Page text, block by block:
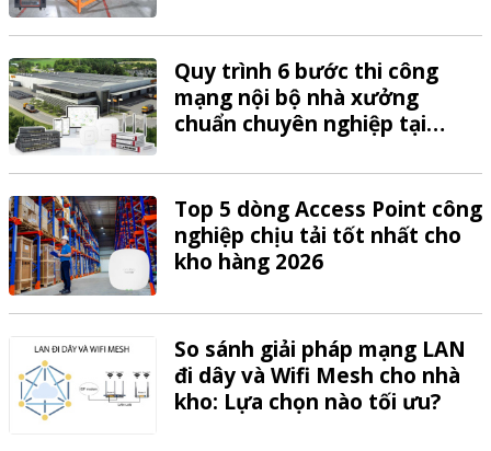
Quy trình 6 bước thi công
mạng nội bộ nhà xưởng
chuẩn chuyên nghiệp tại
Top 5 dòng Access Point công
nghiệp chịu tải tốt nhất cho
kho hàng 2026
So sánh giải pháp mạng LAN
đi dây và Wifi Mesh cho nhà
kho: Lựa chọn nào tối ưu?